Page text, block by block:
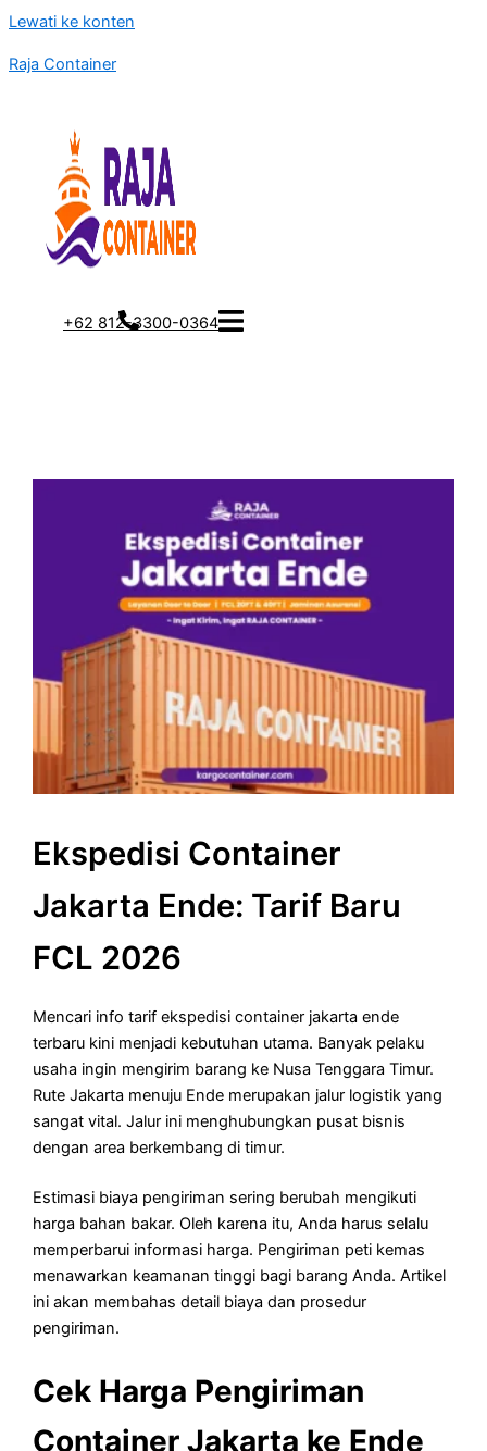
Lewati ke konten
Raja Container
+62 812-3300-0364
Ekspedisi Container
Jakarta Ende: Tarif Baru
FCL 2026
Mencari info tarif ekspedisi container jakarta ende
terbaru kini menjadi kebutuhan utama. Banyak pelaku
usaha ingin mengirim barang ke Nusa Tenggara Timur.
Rute Jakarta menuju Ende merupakan jalur logistik yang
sangat vital. Jalur ini menghubungkan pusat bisnis
dengan area berkembang di timur.
Estimasi biaya pengiriman sering berubah mengikuti
harga bahan bakar. Oleh karena itu, Anda harus selalu
memperbarui informasi harga. Pengiriman peti kemas
menawarkan keamanan tinggi bagi barang Anda. Artikel
ini akan membahas detail biaya dan prosedur
pengiriman.
Cek Harga Pengiriman
Container Jakarta ke Ende